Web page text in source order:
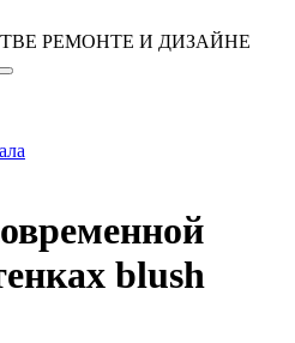
РЕМОНТЕ И ДИЗАЙНЕ
blush